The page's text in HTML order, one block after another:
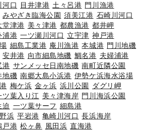
河口 目井津港 土々呂港 門川漁港
みやざき臨海公園 須美江港 石崎川河口
堂津港 美々津港 都農漁港 都井岬
浦港 一ツ瀬川河口 立宇津 神戸港
細島工業港 庵川漁港 本城港 門川地磯
安井港 向市細島地磯 鯛名港 夫婦浦港
港 サンメッセ日南地磯 南町近隣公園
地磯 南郷大島小浜港 伊勢ケ浜海水浴場
梅ケ浜 金ヶ浜 浜川公園
ダグリ岬
ツ葉入り江 美々津海岸 門川海浜公園
迫 一ツ葉サーフ 細島港
浜 平岩港 亀崎川河口 長浜海岸
戸港 松ヶ鼻 風田浜 直海港